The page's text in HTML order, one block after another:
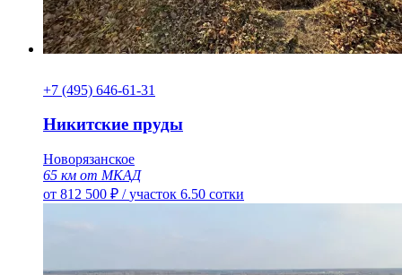
+7 (495) 646-61-31
Никитские пруды
Новорязанское
65 км от МКАД
от 812 500 ₽ /участок 6.50 сотки